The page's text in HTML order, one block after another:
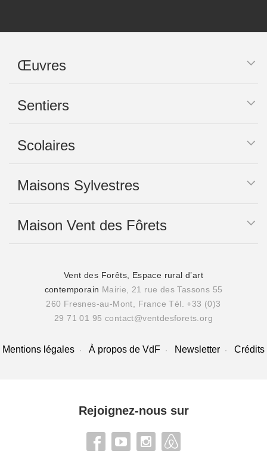
Œuvres
Sentiers
Scolaires
Maisons Sylvestres
Maison Vent des Fôrets
Vent des Forêts, Espace rural d’art
contemporain Mairie, 21 rue des Tassons 55
260 Fresnes-au-Mont, France Tél. +33 (0)3
29 71 01 95 contact@ventdesforets.org
Mentions légales À propos de VdF Newsletter Crédits
Rejoignez-nous sur